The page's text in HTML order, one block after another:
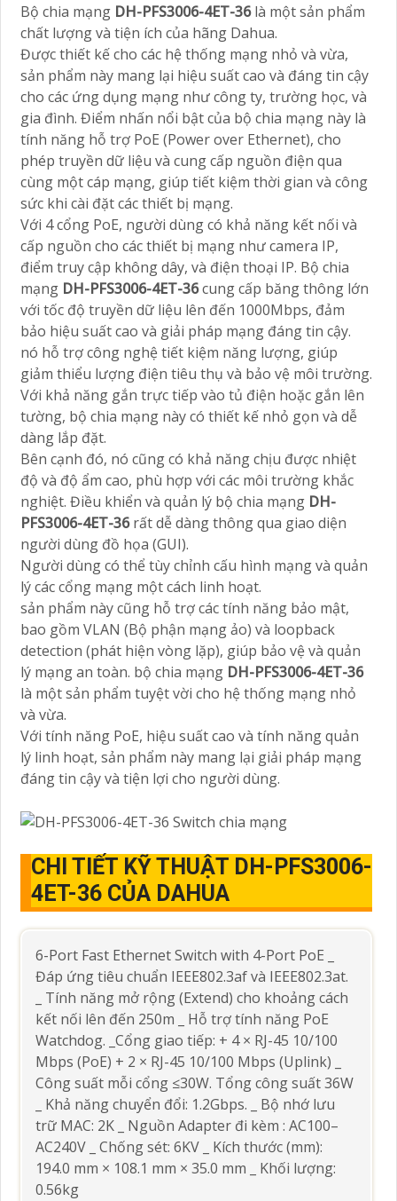
Bộ chia mạng DH-PFS3006-4ET-36là một sản phẩm
chất lượng và tiện ích của hãng Dahua.
Được thiết kế cho các hệ thống mạng nhỏ và vừa,
sản phẩm này mang lại hiệu suất cao và đáng tin cậy
cho các ứng dụng mạng như công ty, trường học, và
gia đình. Điểm nhấn nổi bật của bộ chia mạng này là
tính năng hỗ trợ PoE (Power over Ethernet), cho
phép truyền dữ liệu và cung cấp nguồn điện qua
cùng một cáp mạng, giúp tiết kiệm thời gian và công
sức khi cài đặt các thiết bị mạng.
Với 4 cổng PoE, người dùng có khả năng kết nối và
cấp nguồn cho các thiết bị mạng như camera IP,
điểm truy cập không dây, và điện thoại IP. Bộ chia
mạng DH-PFS3006-4ET-36cung cấp băng thông lớn
với tốc độ truyền dữ liệu lên đến 1000Mbps, đảm
bảo hiệu suất cao và giải pháp mạng đáng tin cậy.
nó hỗ trợ công nghệ tiết kiệm năng lượng, giúp
giảm thiểu lượng điện tiêu thụ và bảo vệ môi trường.
Với khả năng gắn trực tiếp vào tủ điện hoặc gắn lên
tường, bộ chia mạng này có thiết kế nhỏ gọn và dễ
dàng lắp đặt.
Bên cạnh đó, nó cũng có khả năng chịu được nhiệt
độ và độ ẩm cao, phù hợp với các môi trường khắc
nghiệt. Điều khiển và quản lý bộ chia mạng DH-
PFS3006-4ET-36rất dễ dàng thông qua giao diện
người dùng đồ họa (GUI).
Người dùng có thể tùy chỉnh cấu hình mạng và quản
lý các cổng mạng một cách linh hoạt.
sản phẩm này cũng hỗ trợ các tính năng bảo mật,
bao gồm VLAN (Bộ phận mạng ảo) và loopback
detection (phát hiện vòng lặp), giúp bảo vệ và quản
lý mạng an toàn. bộ chia mạng DH-PFS3006-4ET-36
là một sản phẩm tuyệt vời cho hệ thống mạng nhỏ
và vừa.
Với tính năng PoE, hiệu suất cao và tính năng quản
lý linh hoạt, sản phẩm này mang lại giải pháp mạng
đáng tin cậy và tiện lợi cho người dùng.
CHI TIẾT KỸ THUẬT DH-PFS3006-
4ET-36 CỦA DAHUA
6-Port Fast Ethernet Switch with 4-Port PoE _
Đáp ứng tiêu chuẩn IEEE802.3af và IEEE802.3at.
_ Tính năng mở rộng (Extend) cho khoảng cách
kết nối lên đến 250m _ Hỗ trợ tính năng PoE
Watchdog. _Cổng giao tiếp: + 4 × RJ-45 10/100
Mbps (PoE) + 2 × RJ-45 10/100 Mbps (Uplink) _
Công suất mỗi cổng ≤30W. Tổng công suất 36W
_ Khả năng chuyển đổi: 1.2Gbps. _ Bộ nhớ lưu
trữ MAC: 2K _ Nguồn Adapter đi kèm : AC100–
AC240V _ Chống sét: 6KV _ Kích thước (mm):
194.0 mm × 108.1 mm × 35.0 mm _ Khối lượng:
0.56kg